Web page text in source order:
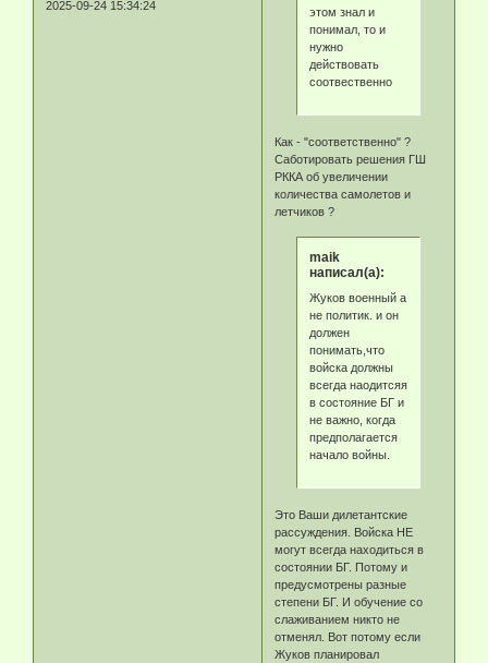
2025-09-24 15:34:24
этом знал и
понимал, то и
нужно
действовать
соотвественно
Как - "соответственно" ?
Саботировать решения ГШ
РККА об увеличении
количества самолетов и
летчиков ?
maik
написал(а):
Жуков военный а
не политик. и он
должен
понимать,что
войска должны
всегда наодитсяя
в состояние БГ и
не важно, когда
предполагается
начало войны.
Это Ваши дилетантские
рассуждения. Войска НЕ
могут всегда находиться в
состоянии БГ. Потому и
предусмотрены разные
степени БГ. И обучение со
слаживанием никто не
отменял. Вот потому если
Жуков планировал